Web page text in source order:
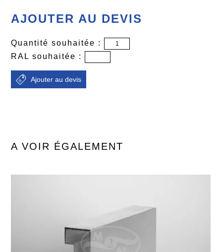
AJOUTER AU DEVIS
Quantité souhaitée :
RAL souhaitée :
A VOIR ÉGALEMENT